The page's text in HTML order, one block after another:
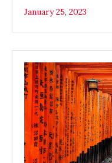
January 25, 2023